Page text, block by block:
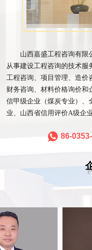
山西嘉盛工程咨询有限
从事建设工程咨询的技术服
工程咨询、项目管理、造价
财务咨询、材料价格询价和
信甲级企业（煤炭专业）
业、山西省信用评价A级企业
86-